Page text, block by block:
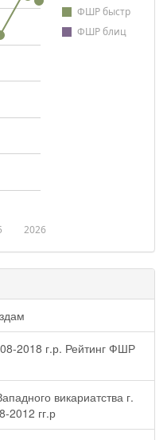
ФШР быстр
ФШР блиц
2026
2018 г.р. Рейтинг ФШР
викариатства г.
2012 гг.р